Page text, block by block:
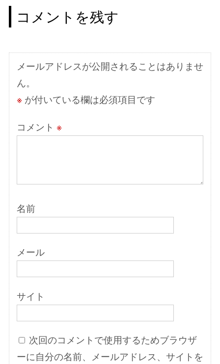
ゲ
シ
ョ
ン
コメントを残す
メールアドレスが公開されることはありませ
ん。
※が付いている欄は必須項目です
コメント ※
名前
メール
サイト
次回のコメントで使用するためブラウザ
ーに自分の名前、メールアドレス、サイトを